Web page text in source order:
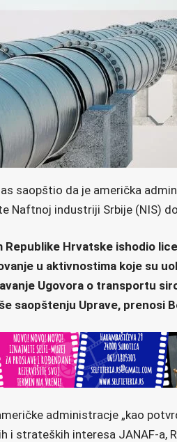
saopštio da je američka
Naftnoj industriji Srbije (NIS)
Republike Hrvatske ishodio
u aktivnostima koje su
Ugovora o transportu
saopštenju Uprave, prenosi
administracje „kao
i strateških interesa JANAF-a,